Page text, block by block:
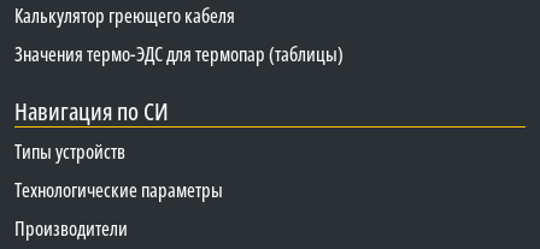
Калькулятор греющего кабеля
Значения термо-ЭДС для термопар (таблицы)
Навигация по СИ
Типы устройств
Технологические параметры
Производители